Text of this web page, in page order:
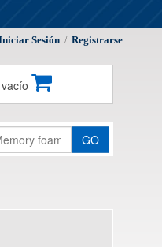
Sesión / Registrarse
GO